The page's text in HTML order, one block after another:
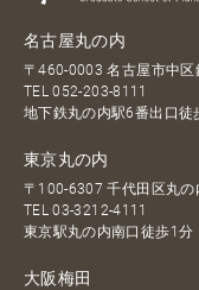
名古屋丸の内
〒460-0003 名古屋市中区
TEL052-203-8111
地下鉄丸の内駅6番出口徒
東京丸の内
〒100-6307 千代田区丸の
TEL03-3212-4111
東京駅丸の内南口徒歩1分
大阪梅田